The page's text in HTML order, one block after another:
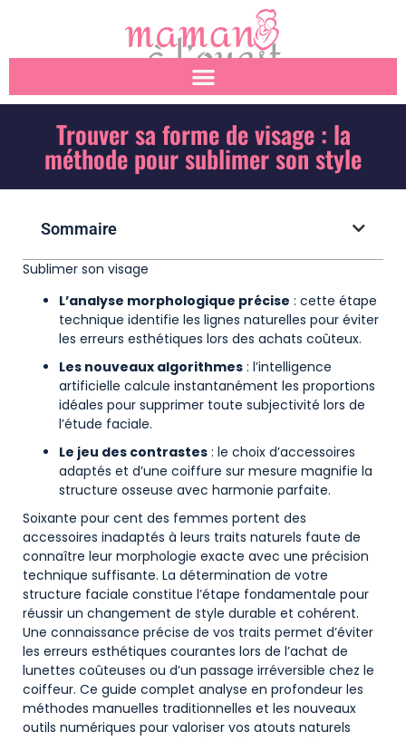
Trouver sa forme de visage : la
méthode pour sublimer son style
Sommaire
Sublimer son visage
L’analyse morphologique précise : cette étape
technique identifie les lignes naturelles pour éviter
les erreurs esthétiques lors des achats coûteux.
Les nouveaux algorithmes : l’intelligence
artificielle calcule instantanément les proportions
idéales pour supprimer toute subjectivité lors de
l’étude faciale.
Le jeu des contrastes : le choix d’accessoires
adaptés et d’une coiffure sur mesure magnifie la
structure osseuse avec harmonie parfaite.
Soixante pour cent des femmes portent des
accessoires inadaptés à leurs traits naturels faute de
connaître leur morphologie exacte avec une précision
technique suffisante. La détermination de votre
structure faciale constitue l’étape fondamentale pour
réussir un changement de style durable et cohérent.
Une connaissance précise de vos traits permet d’éviter
les erreurs esthétiques courantes lors de l’achat de
lunettes coûteuses ou d’un passage irréversible chez le
coiffeur. Ce guide complet analyse en profondeur les
méthodes manuelles traditionnelles et les nouveaux
outils numériques pour valoriser vos atouts naturels